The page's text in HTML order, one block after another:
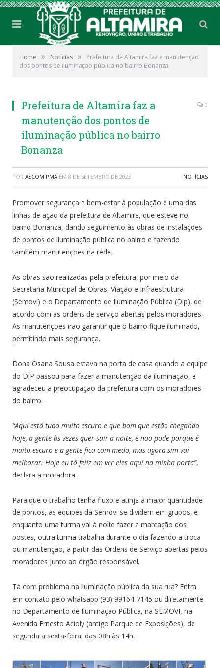
Home » Notícias »
Prefeitura de Altamira faz a manutenção
dos pontos de iluminação pública no bairro Bonanza
Prefeitura de Altamira faz a
manutenção dos pontos de
iluminação pública no bairro
Bonanza
0
POR ASCOM PMA EM 8 DE SETEMBRO DE 2023 NOTÍCIAS
Promover segurança e bem-estar à população é uma das
linhas de ação da prefeitura de Altamira, que esteve no
bairro Bonanza, dando seguimento às obras de instalações
de pontos de iluminação pública no bairro e fazendo
também manutenções na rede.
As obras são realizadas pela prefeitura, por meio da
Secretaria Municipal de Obras, Viação e Infraestrutura
(Semovi) e o Departamento de Iluminação Pública (Dip), de
acordo com as ordens de serviço abertas pelos moradores.
As manutenções irão garantir que o bairro fique iluminado,
permitindo mais segurança.
Dona Osana Sousa estava na porta de casa quando a equipe
do DIP passou para fazer a manutenção da iluminação, e
agradeceu a preocupação da prefeitura com os moradores
do bairro.
“Aqui está tudo muito escuro e que bom que estão chegando
hoje, a gente às vezes quer sair a noite, e não pode porque é
muito escuro e a gente fica com medo, mas agora sim vai
melhorar. Hoje eu tô feliz em ver eles aqui na minha porta”,
declara a moradora.
Para que o trabalho tenha fluxo e atinja a maior quantidade
de pontos, as equipes da Semovi se dividem em grupos, e
enquanto uma turma vai à noite fazer a marcação dos
postes, outra turma trabalha durante o dia fazendo a troca
ou manutenção, a partir das Ordens de Serviço abertas pelos
moradores junto ao órgão responsável.
Tá com problema na iluminação pública da sua rua? Entra
em contato pelo whatsapp (93) 99164-7145 ou diretamente
no Departamento de Iluminação Pública, na SEMOVI, na
Avenida Ernesto Acioly (antigo Parque de Exposições), de
segunda a sexta-feira, das 08h às 14h.